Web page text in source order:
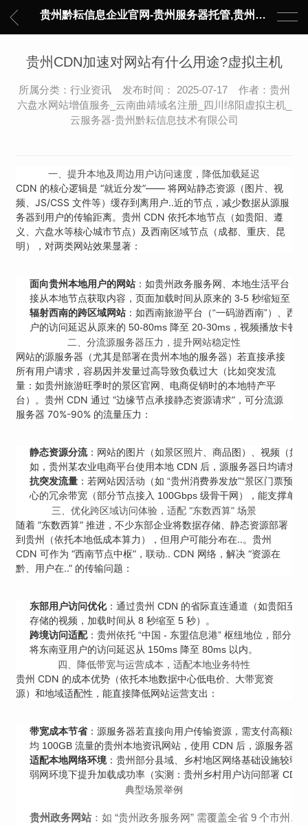
贵州黔耘信息企业官网-贵州服务器托管,贵州主机托管,云服务器托管,数据中心托管,网络设备托管,服务器租用,托管服务提供商,服务器管理-黔耘信息 贵州数据中心机柜租用-专业贵州IDC托管服务器维修
贵州CDN加速对网站有什么用途?虚拟主机
所属分类：行业资讯 发布时间： 2025-07-17 作者：贵州
六盘水网站增值服务_云南曲靖域名注册_四川绵阳虚拟主机_
云服务器-贵州黔耘信息技术有限公司
一、提升本地及周边用户访问速度，降低加载延迟
CDN 的核心逻辑是 “就近分发”—— 将网站静态资源（图片、视
频、JS/CSS 文件等）缓存到离用户..近的节点，减少数据从源服
务器到用户的传输距离。贵州 CDN 依托本地节点（如贵阳、遵
义、六盘水等核心城市节点）及西南区域节点（成都、重庆、昆
明），对两类网站效果显著：
面向贵州本地用户的网站 ：如贵州政务服务网、本地生活平台（
接从本地节点获取内容，页面加载时间从原来的 3-5 秒缩短至
辐射西南的跨区域网站 ：如西南旅游平台（“一码游西南”）、
户的访问延迟从原来的 50-80ms 降至 20-30ms，视频播放卡顿
二、分流源服务器压力，提升网站稳定性
网站的源服务器（尤其是部署在贵州本地的服务器）若直接承接
所有用户请求，容易因并发量过高导致负载过大（比如突发流
量：如贵州旅游旺季时的景区官网、电商促销时的本地特产平
台）。贵州 CDN 通过 “边缘节点承接静态资源请求”，可分流源
服务器 70%-90% 的流量压力：
静态资源分流：网站的图片（如景区照片、商品图）、视频（如
如，贵州某农业电商平台使用本地 CDN 后，源服务器日均请求
抗突发流量 ：若网站因活动（如 “贵州消费券发放”“景区门票预
心的冗余带宽（部分节点接入 100Gbps 级骨干网），能支撑单
三、优化跨区域访问体验，适配 “东数西算” 场景
随着 “东数西算” 推进，不少东部企业将数据存储、静态资源部署
到贵州（依托本地低成本算力），但用户可能分布在..。贵州
CDN 可作为 “西南节点中枢”，联动.. CDN 网络，解决 “资源在
黔、用户在..” 的传输问题：
东部用户访问优化：通过贵州 CDN 的省际直连通道（如贵阳至
存储的视频，加载时间从 8 秒缩至 5 秒）。
跨境访问适配：贵州依托 “中国 - 东盟信息港” 枢纽地位，部分
将东南亚用户的访问延迟从 150ms 降至 80ms 以内。
四、降低带宽与运营成本，适配本地业务特性
贵州 CDN 的成本优势（依托本地数据中心低电价、大带宽资
源）和地域适配性，能直接降低网站运营支出：
带宽成本节省：源服务器若直接向用户传输资源，需支付高额出
均 100GB 流量的贵州本地资讯网站，使用 CDN 后，源服务器
适配本地网络环境 ：贵州部分县域、乡村地区网络基础设施较弱
弱网环境下提升加载成功率（实测：贵州乡村用户访问部署
典型场景举例
贵州政务网站：如 “贵州政务服务网” 需覆盖全省 9 个市州